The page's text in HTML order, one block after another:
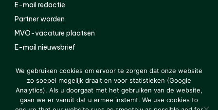
E-mail redactie
Partner worden
MVO-vacature plaatsen
E-mail nieuwsbrief
© 2000-2026 Van der Molen EIS Colofon
Disclaimer
We gebruiken cookies om ervoor te zorgen dat onze website
zo soepel mogelijk draait en voor statistieken (Google
Analytics). Als u doorgaat met het gebruiken van de website,
gaan we er vanuit dat u ermee instemt. We use cookies to